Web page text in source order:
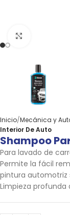
Inicio Mecánica y
Interior De Auto
Shampoo
Para lavado de
Permite la fácil
pintura automotriz
Limpieza profunda